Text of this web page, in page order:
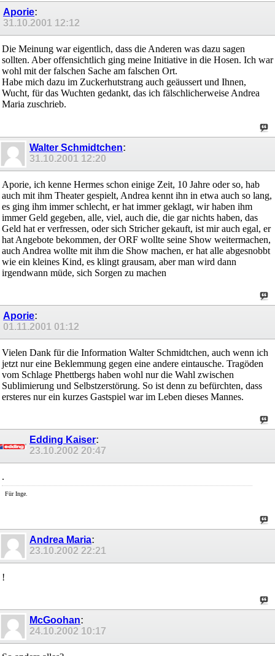
Aporie:
31.10.2001 12:12
Die Meinung war eigentlich, dass die Anderen was dazu sagen
sollten. Aber offensichtlich ging meine Initiative in die Hosen. Ich war
wohl mit der falschen Sache am falschen Ort.
Habe mich dazu im Zuckerhutstrang auch geäussert und Ihnen,
Wucht, für das Wuchten gedankt, das ich fälschlicherweise Andrea
Maria zuschrieb.
Walter Schmidtchen:
31.10.2001 12:20
Aporie, ich kenne Hermes schon einige Zeit, 10 Jahre oder so, hab
auch mit ihm Theater gespielt, Andrea kennt ihn in etwa auch so lang,
es ging ihm immer schlecht, er hat immer geklagt, wir haben ihm
immer Geld gegeben, alle, viel, auch die, die gar nichts haben, das
Geld hat er verfressen, oder sich Stricher gekauft, ist mir auch egal, er
hat Angebote bekommen, der ORF wollte seine Show weitermachen,
auch Andrea wollte mit ihm die Show machen, er hat alle abgesnobbt
wie ein kleines Kind, es klingt grausam, aber man wird dann
irgendwann müde, sich Sorgen zu machen
Aporie:
01.11.2001 01:12
Vielen Dank für die Information Walter Schmidtchen, auch wenn ich
jetzt nur eine Beklemmung gegen eine andere eintausche. Tragöden
vom Schlage Phettbergs haben wohl nur die Wahl zwischen
Sublimierung und Selbstzerstörung. So ist denn zu befürchten, dass
ersteres nur ein kurzes Gastspiel war im Leben dieses Mannes.
Edding Kaiser:
23.10.2002 20:47
.
Für Inge.
Andrea Maria:
23.10.2002 22:21
!
McGoohan:
24.10.2002 10:17